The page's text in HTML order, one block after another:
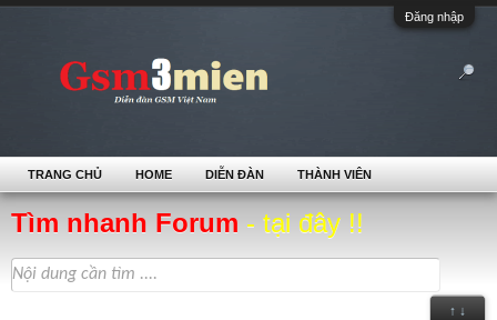
Đăng nhập
Tìm nhanh Forum - tại đây !!
↑ ↓
TRANG CHỦ HOME DIỄN ĐÀN THÀNH VIÊN